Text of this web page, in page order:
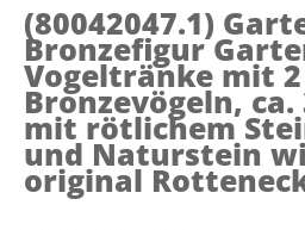
(80042047.1)
Bronzefigur
Vogeltränke mit 2
Bronzevögeln,
mit rötlichem
und Naturstein
original